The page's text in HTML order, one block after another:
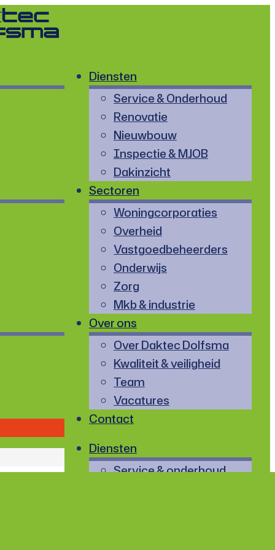
Diensten
Service & Onderhoud
Renovatie
Nieuwbouw
Inspectie & MJOB
Dakinzicht
Sectoren
Woningcorporaties
Overheid
Vastgoedbeheerders
Onderwijs
Zorg
Mkb & industrie
Over ons
Over Daktec Dolfsma
Kwaliteit & veiligheid
Team
Vacatures
Contact
Diensten
Service & onderhoud